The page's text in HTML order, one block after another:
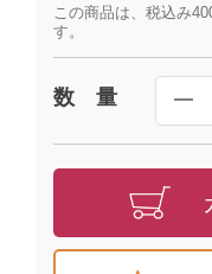
この商品は、税込み
す。
数 量 ━